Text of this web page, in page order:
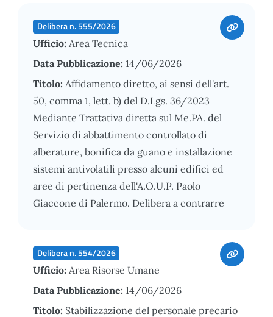
Delibera n. 555/2026
Ufficio: Area Tecnica
Data Pubblicazione: 14/06/2026
Titolo: Affidamento diretto, ai sensi dell'art.
50, comma 1, lett. b) del D.Lgs. 36/2023
Mediante Trattativa diretta sul Me.PA. del
Servizio di abbattimento controllato di
alberature, bonifica da guano e installazione
sistemi antivolatili presso alcuni edifici ed
aree di pertinenza dell'A.O.U.P. Paolo
Giaccone di Palermo. Delibera a contrarre
Delibera n. 554/2026
Ufficio: Area Risorse Umane
Data Pubblicazione: 14/06/2026
Titolo: Stabilizzazione del personale precario